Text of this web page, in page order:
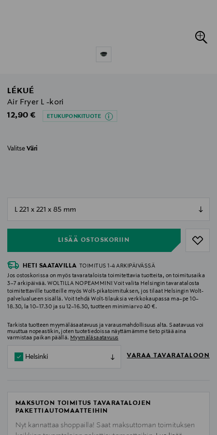
LÉKUÉ
Air Fryer L -kori
Original Price
12,90 € ETUKUPONKITUOTE
Valitse Väri
LISÄÄ OSTOSKORIIN
HETI SAATAVILLA
TOIMITUS 1-4 ARKIPÄIVÄSSÄ
Jos ostoskorissa on myös tavarataloista toimitettavia tuotteita, on toimitusaika
3–7 arkipäivää. WOLTILLA NOPEAMMIN! Voit valita Helsingin tavaratalosta
toimitettaville tuotteille myös Wolt-pikatoimituksen, jos tilaat Helsingin Wolt-
palvelualueen sisällä. Voit tehdä Wolt-tilauksia verkkokaupassa ma–pe 10–
18.30, la 10–17.30 ja su 12–16.30, tuotteen minimiarvo 40 €.
Tarkista tuotteen myymäläsaatavuus ja varausmahdollisuus alta. Saatavuus voi
muuttua nopeastikin, joten tuotetiedoissa näyttämämme tieto pitää aina
varmistaa paikan päällä. Myymäläsaatavuus
Helsinki VARAA TAVARATALOON
MAKSUTON TOIMITUS TAVARATALOJEN
PAKETTIAUTOMAATTEIHIN
Nyt kannattaa shoppailla! Saat maksuttoman toimituksen